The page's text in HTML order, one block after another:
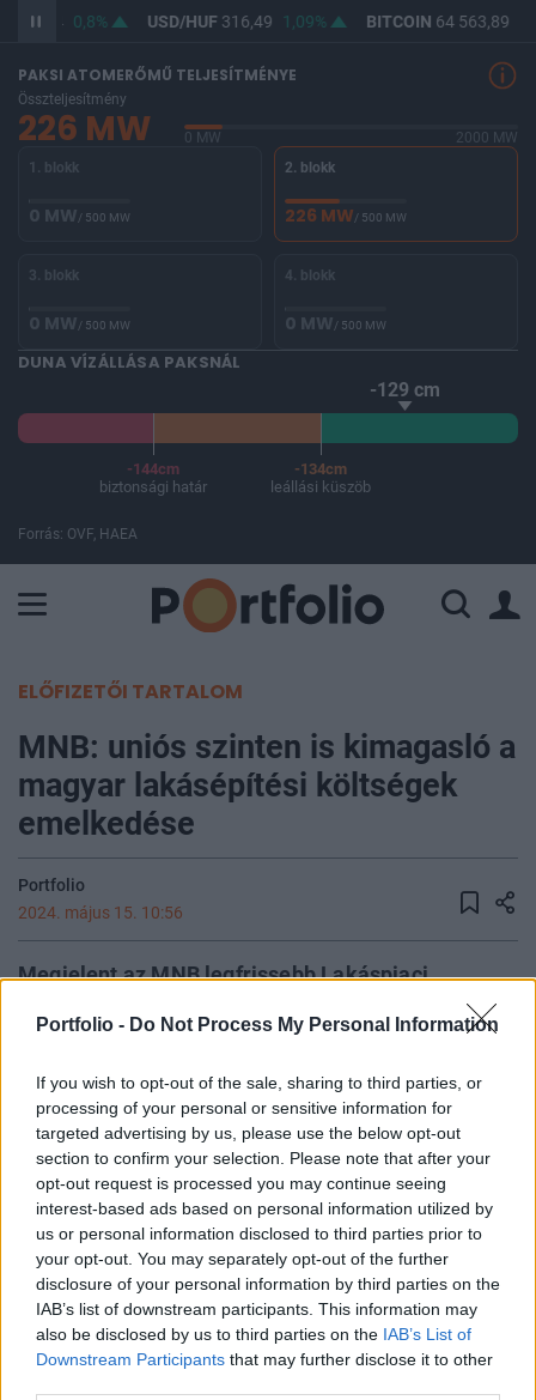
Portfolio - Do Not Process My Personal Information
If you wish to opt-out of the sale, sharing to third parties, or
processing of your personal or sensitive information for
targeted advertising by us, please use the below opt-out
section to confirm your selection. Please note that after your
opt-out request is processed you may continue seeing
interest-based ads based on personal information utilized by
us or personal information disclosed to third parties prior to
your opt-out. You may separately opt-out of the further
disclosure of your personal information by third parties on the
IAB’s list of downstream participants. This information may
also be disclosed by us to third parties on the IAB’s List of
Downstream Participants that may further disclose it to other
364,64 0,8% USD/HUF316,49 1,09% BITCOIN64 563,89
PAKSI ATOMERŐMŰ TELJESÍTMÉNYE
Összteljesítmény
226 MW 0 MW
2000 MW
1. blokk
0 MW/ 500 MW
2. blokk
226 MW/ 500 MW
3. blokk
0 MW/ 500 MW
4. blokk
0 MW/ 500 MW
DUNA VÍZÁLLÁSA PAKSNÁL
-129 cm
-144cm
biztonsági határ
-134cm
leállási küszöb
Forrás: OVF, HAEA
ELŐFIZETŐI TARTALOM
MNB: uniós szinten is kimagasló a
magyar lakásépítési költségek
emelkedése
Portfolio
2024. május 15. 10:56
Megjelent az MNB legfrissebb Lakáspiaci
Jelentése, melyből kiderül, hogy 2023 végétől a
lakáspiaci folyamatokat meghatározó
megfigyelhető, ami élénkülést hozott a hazai
piacon. 2023 negyedik negyedévében a
foglalkoztatottság historikusan magas szinten
alakult, és a bruttó bérek kétszámjegyű
növekedése mellett az infláció visszaszorításával
a reáljövedelmek is emelkedő pályára álltak. A
javuló fogyasztói bizalom, a kedvezőbb
hitelkondíciók és a 2024-től elérhető megújult
otthonteremtési támogatások pozitívan hatnak a